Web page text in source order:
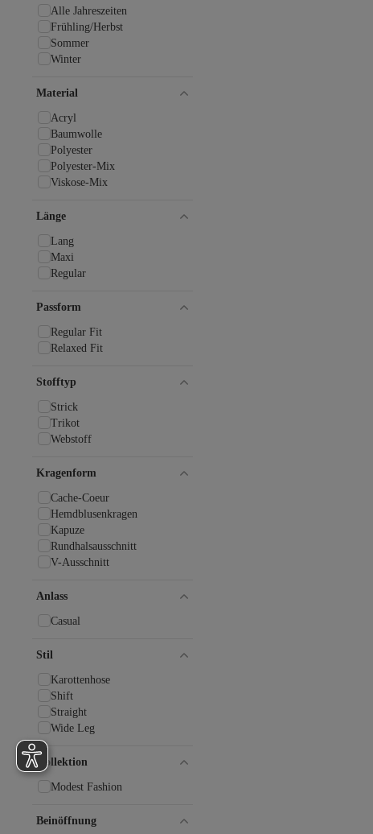
Alle Jahreszeiten
Frühling/Herbst
Sommer
Winter
Material
Acryl
Baumwolle
Polyester
Polyester-Mix
Viskose-Mix
Länge
Lang
Maxi
Regular
Passform
Regular Fit
Relaxed Fit
Stofftyp
Strick
Trikot
Webstoff
Kragenform
Cache-Coeur
Hemdblusenkragen
Kapuze
Rundhalsausschnitt
V-Ausschnitt
Anlass
Casual
Stil
Karottenhose
Shift
Straight
Wide Leg
Kollektion
Modest Fashion
Beinöffnung